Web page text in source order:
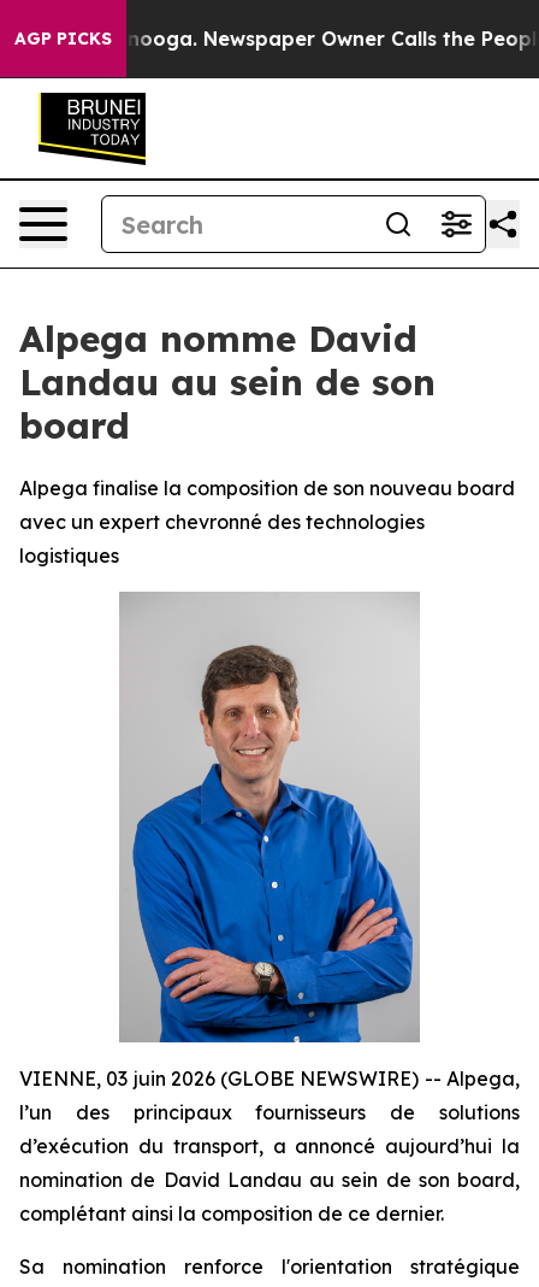
AGP PICKS Newspaper Owner Calls the People
Alpega nomme David
Landau au sein de son
board
Alpega finalise la composition de son nouveau board
avec un expert chevronné des technologies
logistiques
VIENNE, 03 juin 2026 (GLOBE NEWSWIRE) -- Alpega,
l’un des principaux fournisseurs de solutions
d’exécution du transport, a annoncé aujourd’hui la
nomination de David Landau au sein de son board,
complétant ainsi la composition de ce dernier.
Sa nomination renforce l'orientation stratégique